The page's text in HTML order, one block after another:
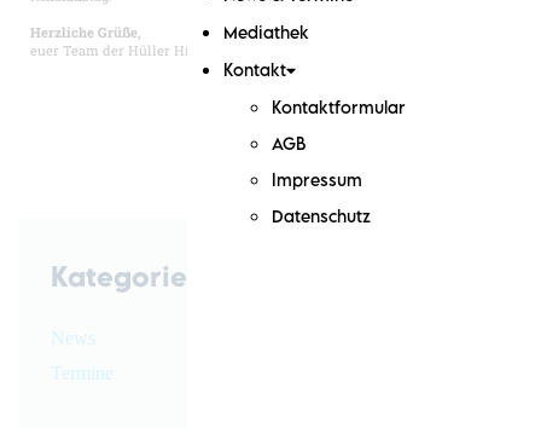
Mediathek
Kontakt
Kontaktformular
AGB
Impressum
Datenschutz
Herzliche Grüße,
euer Team der Hüller Hille GmbH
Kategorien
News
Termine